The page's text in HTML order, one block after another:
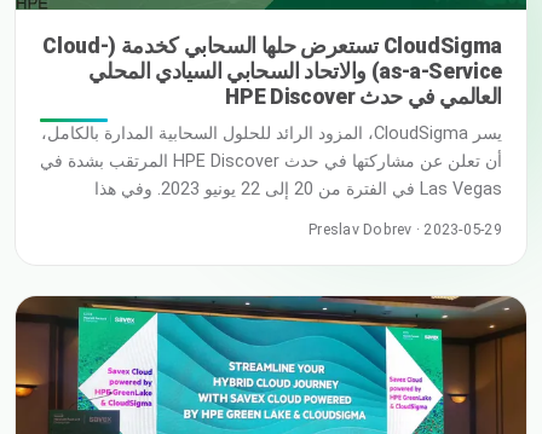
CloudSigma تستعرض حلها السحابي كخدمة (Cloud-
as-a-Service) والاتحاد السحابي السيادي المحلي
العالمي في حدث HPE Discover
يسر CloudSigma، المزود الرائد للحلول السحابية المدارة بالكامل،
أن تعلن عن مشاركتها في حدث HPE Discover المرتقب بشدة في
Las Vegas في الفترة من 20 إلى 22 يونيو 2023. وفي هذا
سنوياً الذي بـ
Preslav Dobrev · 2023-05-29